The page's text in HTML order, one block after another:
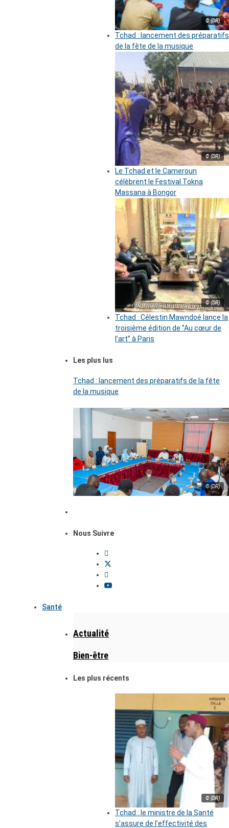
© (DR)
Tchad : lancement des préparatifs
de la fête de la musique
© (DR)
Le Tchad et le Cameroun
célèbrent le Festival Tokna
Massana à Bongor
© (DR)
Tchad : Célestin Mawndoé lance la
troisième édition de ‘’Au cœur de
l’art’’ à Paris
Les plus lus
Tchad : lancement des préparatifs de la fête
de la musique
© (DR)
Nous Suivre
Santé
Actualité
Bien-être
Les plus récents
© (DR)
Tchad : le ministre de la Santé
s’assure de l’effectivité des